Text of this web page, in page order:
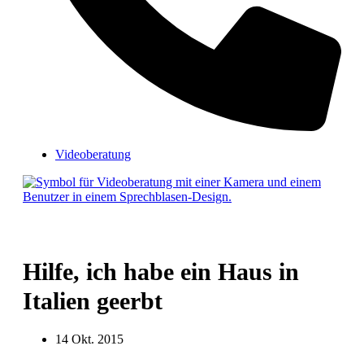
Videoberatung
Hilfe, ich habe ein Haus in
Italien geerbt
14 Okt. 2015